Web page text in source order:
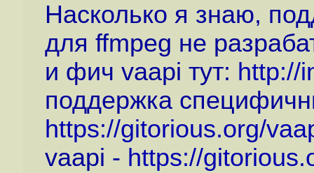
Насколько я знаю,
для ffmpeg не
и фич vaapi тут: http://
поддержка
https://gitorious.org/
vaapi - https://